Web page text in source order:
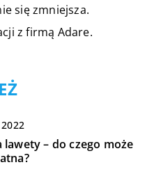
się zmniejsza.
z firmą Adare.
lawety – do czego może